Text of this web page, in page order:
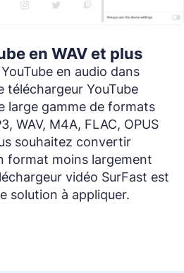
en WAV et plus
en audio dans
téléchargeur YouTube
large gamme de formats
WAV, M4A, FLAC, OPUS
souhaitez convertir
format moins largement
vidéo SurFast est
solution à appliquer.